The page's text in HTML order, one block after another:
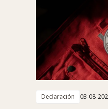
Declaración 03-08-